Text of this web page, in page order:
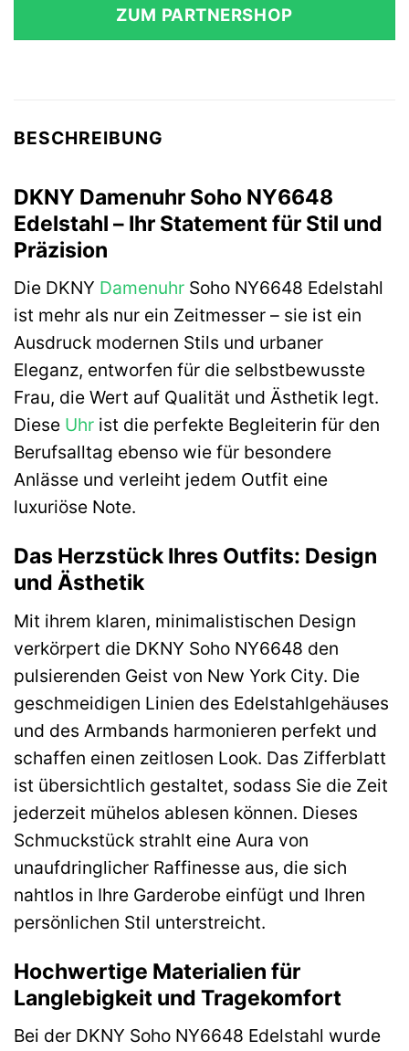
159,00 €97,77 €.
ZUM PARTNERSHOP
BESCHREIBUNG
DKNY Damenuhr Soho NY6648
Edelstahl – Ihr Statement für Stil und
Präzision
Die DKNY Damenuhr Soho NY6648 Edelstahl
ist mehr als nur ein Zeitmesser – sie ist ein
Ausdruck modernen Stils und urbaner
Eleganz, entworfen für die selbstbewusste
Frau, die Wert auf Qualität und Ästhetik legt.
Diese Uhr ist die perfekte Begleiterin für den
Berufsalltag ebenso wie für besondere
Anlässe und verleiht jedem Outfit eine
luxuriöse Note.
Das Herzstück Ihres Outfits: Design
und Ästhetik
Mit ihrem klaren, minimalistischen Design
verkörpert die DKNY Soho NY6648 den
pulsierenden Geist von New York City. Die
geschmeidigen Linien des Edelstahlgehäuses
und des Armbands harmonieren perfekt und
schaffen einen zeitlosen Look. Das Zifferblatt
ist übersichtlich gestaltet, sodass Sie die Zeit
jederzeit mühelos ablesen können. Dieses
Schmuckstück strahlt eine Aura von
unaufdringlicher Raffinesse aus, die sich
nahtlos in Ihre Garderobe einfügt und Ihren
persönlichen Stil unterstreicht.
Hochwertige Materialien für
Langlebigkeit und Tragekomfort
Bei der DKNY Soho NY6648 Edelstahl wurde